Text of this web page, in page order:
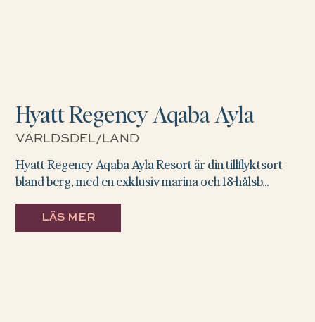
Hyatt Regency Aqaba Ayla
VÄRLDSDEL/LAND
Hyatt Regency Aqaba Ayla Resort är din tillflyktsort
bland berg, med en exklusiv marina och 18-hålsb...
LÄS MER